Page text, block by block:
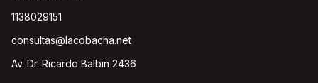
1138029151
consultas@lacobacha.net
Av. Dr. Ricardo Balbin 2436